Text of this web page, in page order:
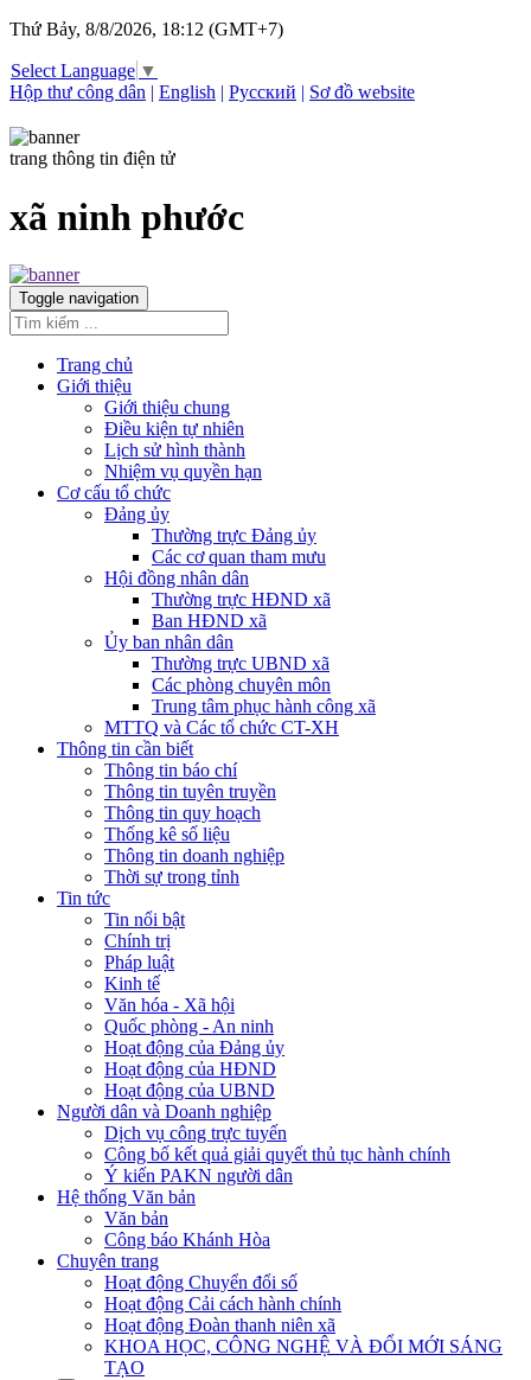
Thứ Bảy, 8/8/2026, 18:12 (GMT+7)
Select Language ▼
Hộp thư công dân | English | Русский | Sơ đồ website
trang thông tin điện tử
xã ninh phước
Toggle navigation
Trang chủ
Giới thiệu
Giới thiệu chung
Điều kiện tự nhiên
Lịch sử hình thành
Nhiệm vụ quyền hạn
Cơ cấu tổ chức
Đảng ủy
Thường trực Đảng ủy
Các cơ quan tham mưu
Hội đồng nhân dân
Thường trực HĐND xã
Ban HĐND xã
Ủy ban nhân dân
Thường trực UBND xã
Các phòng chuyên môn
Trung tâm phục hành công xã
MTTQ và Các tổ chức CT-XH
Thông tin cần biết
Thông tin báo chí
Thông tin tuyên truyền
Thông tin quy hoạch
Thống kê số liệu
Thông tin doanh nghiệp
Thời sự trong tỉnh
Tin tức
Tin nổi bật
Chính trị
Pháp luật
Kinh tế
Văn hóa - Xã hội
Quốc phòng - An ninh
Hoạt động của Đảng ủy
Hoạt động của HĐND
Hoạt động của UBND
Người dân và Doanh nghiệp
Dịch vụ công trực tuyến
Công bố kết quả giải quyết thủ tục hành chính
Ý kiến PAKN người dân
Hệ thống Văn bản
Văn bản
Công báo Khánh Hòa
Chuyên trang
Hoạt động Chuyển đổi số
Hoạt động Cải cách hành chính
Hoạt động Đoàn thanh niên xã
KHOA HỌC, CÔNG NGHỆ VÀ ĐỔI MỚI SÁNG
TẠO